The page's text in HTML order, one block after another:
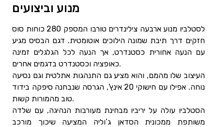
מנוע וביצועים
לסטלביו מנוע ארבעה צילינדרים טורבו המספק 280 כוחות סוס
חזקים דרך תיבת שמונה הילוכים אוטומטית. דגם הבסיס מגיע
עם הנעה אחורית כסטנדרט, אך הנעה לכל הגלגלים זמינה
כאופציה וכסטנדרט בדגמים אחרים.
העיצוב שלו מהמם, והוא מציע גם התנהגות אתלטית וגם נסיעה
נוחה. אפילו עם חישוקי 20 אינץ’, הגרסה שנבחנה סיפקה בידוד
טוב מהמורות קשות.
הסטלביו עולה על יריביו מבחינת מעורבות הנהיגה, עם שלדה
משותפת ממכונית הסדאן ג’וליה המציעה שיכוך מורכב